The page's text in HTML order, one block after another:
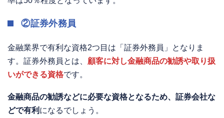
②証券外務員
金融業界で有利な資格2つ目は「証券外務員」となりま
す。証券外務員とは、 顧客に対し金融商品の勧誘や取り扱
いができる資格です。
金融商品の勧誘などに必要な資格となるため、証券会社な
どで有利 になるでしょう。